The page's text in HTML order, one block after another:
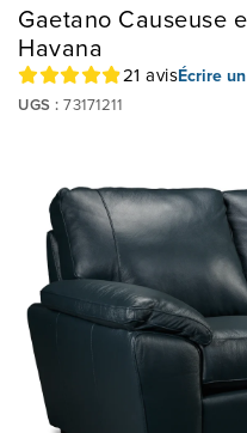
Gaetano Causeuse
Havana
21 avisÉcrire
UGS : 73171211